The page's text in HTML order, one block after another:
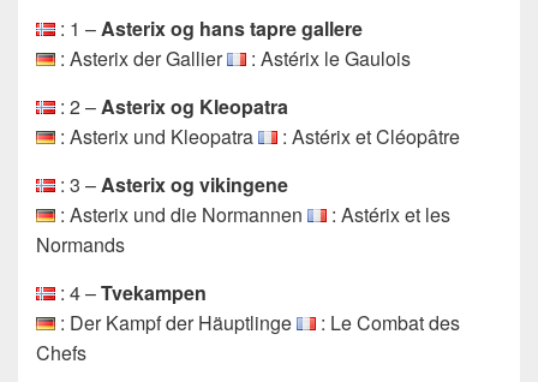
: 1 –Asterix og hans tapre gallere
: Asterix der Gallier
: Astérix le Gaulois
: 2 –Asterix og Kleopatra
: Asterix und Kleopatra
: Astérix et Cléopâtre
: 3 –Asterix og vikingene
: Asterix und die Normannen
: Astérix et les
Normands
: 4 –Tvekampen
: Der Kampf der Häuptlinge
: Le Combat des
Chefs